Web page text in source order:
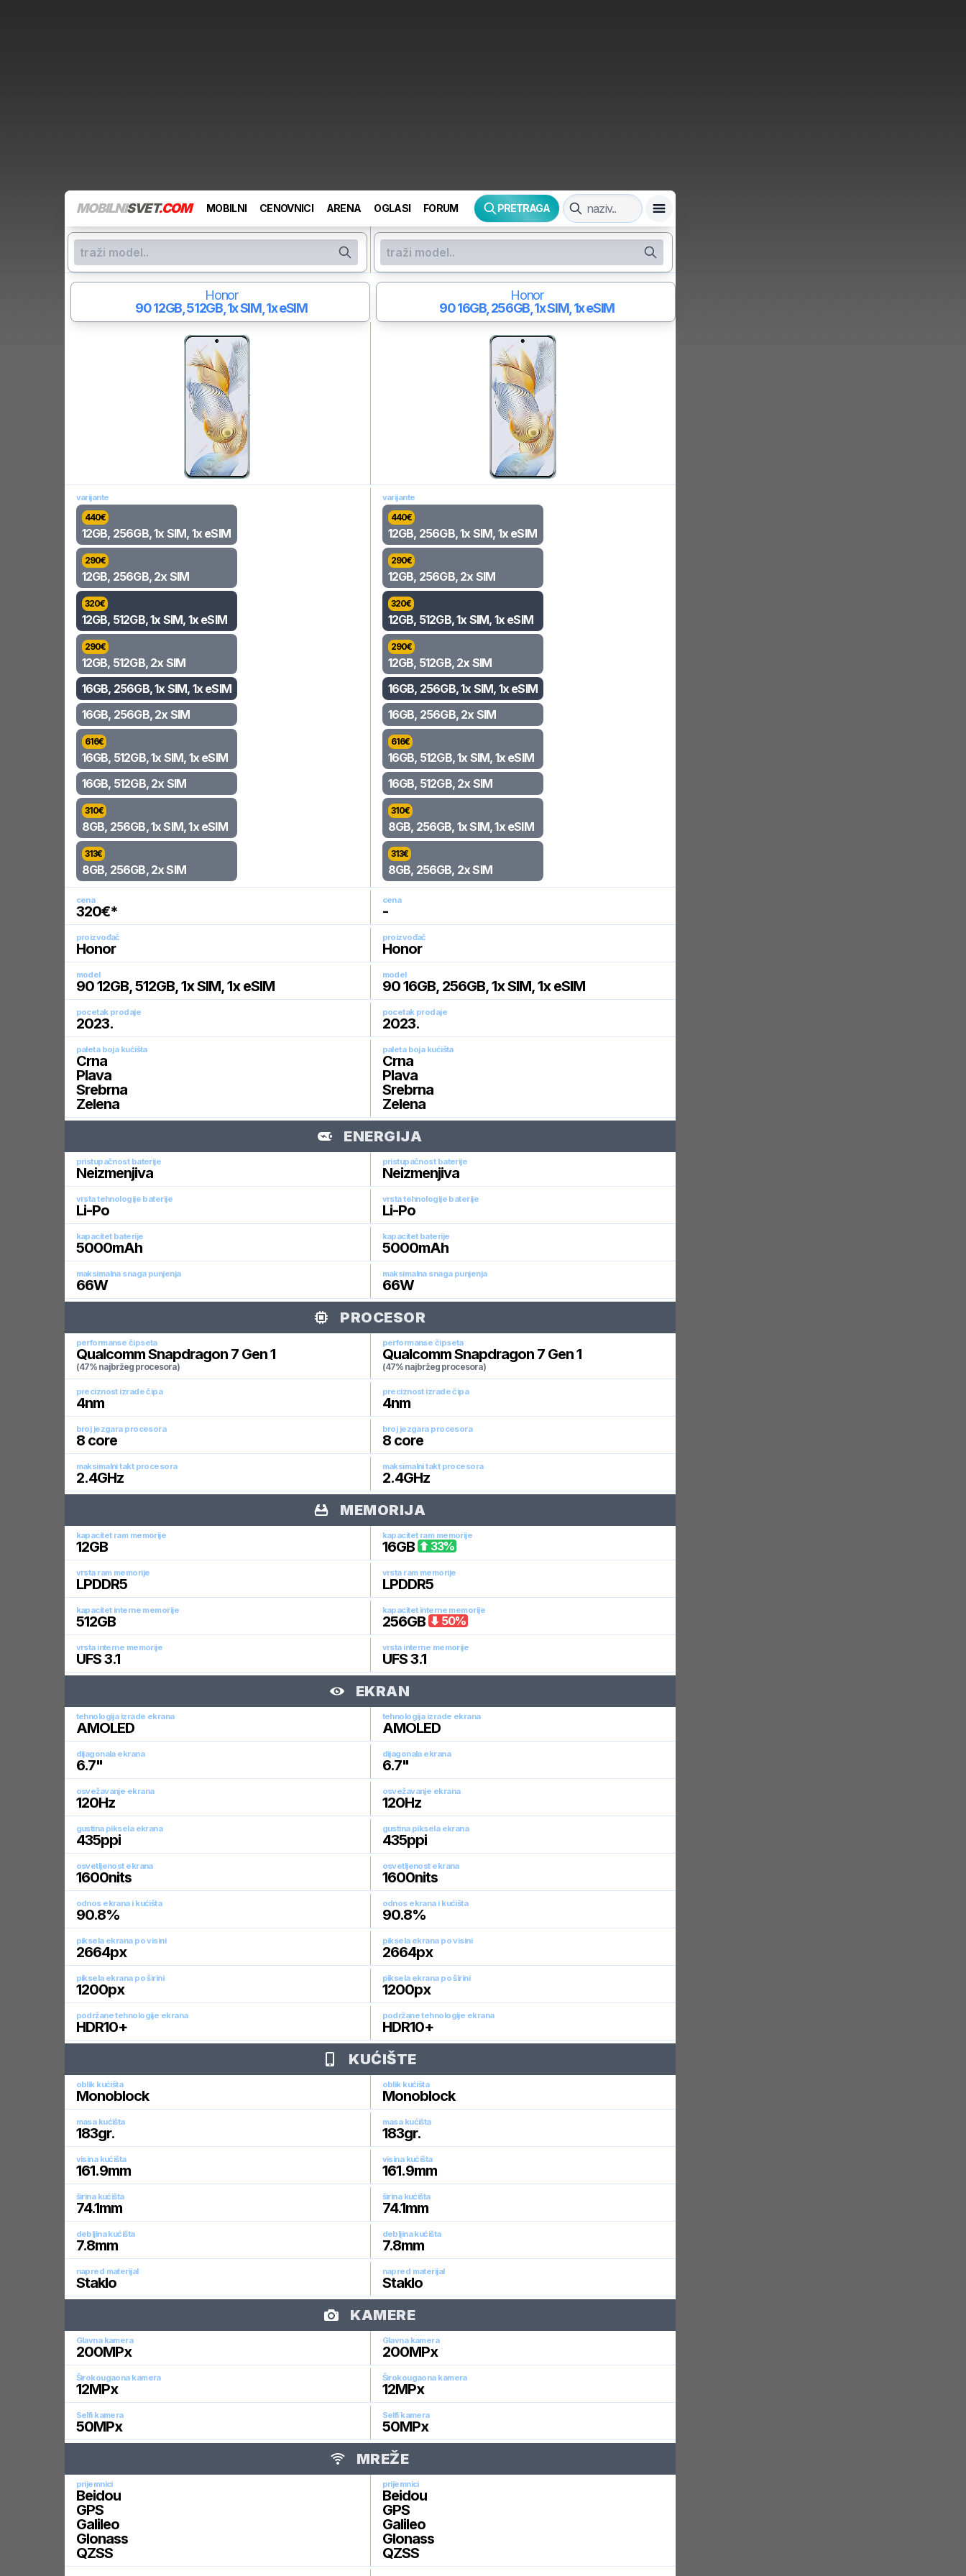
MOBILNISVET.COM MOBILNI CENOVNICI ARENA OGLASI FORUM PRETRAGA
Honor
9012GB, 512GB, 1x SIM, 1x eSIM
Honor
9016GB, 256GB, 1x SIM, 1x eSIM
varijante
440€
12GB, 256GB, 1x SIM, 1x eSIM
290€
12GB, 256GB, 2x SIM
320€
12GB, 512GB, 1x SIM, 1x eSIM
290€
12GB, 512GB, 2x SIM
16GB, 256GB, 1x SIM, 1x eSIM
16GB, 256GB, 2x SIM
616€
16GB, 512GB, 1x SIM, 1x eSIM
16GB, 512GB, 2x SIM
310€
8GB, 256GB, 1x SIM, 1x eSIM
313€
8GB, 256GB, 2x SIM
varijante
440€
12GB, 256GB, 1x SIM, 1x eSIM
290€
12GB, 256GB, 2x SIM
320€
12GB, 512GB, 1x SIM, 1x eSIM
290€
12GB, 512GB, 2x SIM
16GB, 256GB, 1x SIM, 1x eSIM
16GB, 256GB, 2x SIM
616€
16GB, 512GB, 1x SIM, 1x eSIM
16GB, 512GB, 2x SIM
310€
8GB, 256GB, 1x SIM, 1x eSIM
313€
8GB, 256GB, 2x SIM
cena
320€*
cena
-
proizvođač
Honor
proizvođač
Honor
model
90 12GB, 512GB, 1x SIM, 1x eSIM
model
90 16GB, 256GB, 1x SIM, 1x eSIM
pocetak prodaje
2023.
pocetak prodaje
2023.
paleta boja kućišta
Crna
Plava
Srebrna
Zelena
paleta boja kućišta
Crna
Plava
Srebrna
Zelena
ENERGIJA
pristupačnost baterije
Neizmenjiva
pristupačnost baterije
Neizmenjiva
vrsta tehnologije baterije
Li-Po
vrsta tehnologije baterije
Li-Po
kapacitet baterije
5000mAh
kapacitet baterije
5000mAh
maksimalna snaga punjenja
66W
maksimalna snaga punjenja
66W
PROCESOR
performanse čipseta
Qualcomm Snapdragon 7 Gen 1
(47% najbržeg procesora)
performanse čipseta
Qualcomm Snapdragon 7 Gen 1
(47% najbržeg procesora)
preciznost izrade čipa
4nm
preciznost izrade čipa
4nm
broj jezgara procesora
8core
broj jezgara procesora
8core
maksimalni takt procesora
2.4GHz
maksimalni takt procesora
2.4GHz
MEMORIJA
kapacitet ram memorije
12GB
kapacitet ram memorije
16GB 33%
vrsta ram memorije
LPDDR5
vrsta ram memorije
LPDDR5
kapacitet interne memorije
512GB
kapacitet interne memorije
256GB 50%
vrsta interne memorije
UFS 3.1
vrsta interne memorije
UFS 3.1
EKRAN
tehnologija izrade ekrana
AMOLED
tehnologija izrade ekrana
AMOLED
dijagonala ekrana
6.7"
dijagonala ekrana
6.7"
osvežavanje ekrana
120Hz
osvežavanje ekrana
120Hz
gustina piksela ekrana
435ppi
gustina piksela ekrana
435ppi
osvetljenost ekrana
1600nits
osvetljenost ekrana
1600nits
odnos ekrana i kućišta
90.8%
odnos ekrana i kućišta
90.8%
piksela ekrana po visini
2664px
piksela ekrana po visini
2664px
piksela ekrana po širini
1200px
piksela ekrana po širini
1200px
podržane tehnologije ekrana
HDR10+
podržane tehnologije ekrana
HDR10+
KUĆIŠTE
oblik kućišta
Monoblock
oblik kućišta
Monoblock
masa kućišta
183gr.
masa kućišta
183gr.
visina kućišta
161.9mm
visina kućišta
161.9mm
širina kućišta
74.1mm
širina kućišta
74.1mm
debljina kućišta
7.8mm
debljina kućišta
7.8mm
napred materijal
Staklo
napred materijal
Staklo
KAMERE
Glavna kamera
200MPx
Glavna kamera
200MPx
Širokougaona kamera
12MPx
Širokougaona kamera
12MPx
Selfi kamera
50MPx
Selfi kamera
50MPx
MREŽE
prijemnici
Beidou
GPS
Galileo
Glonass
QZSS
prijemnici
Beidou
GPS
Galileo
Glonass
QZSS